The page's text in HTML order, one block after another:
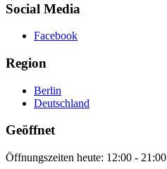
Social Media
Facebook
Region
Berlin
Deutschland
Geöffnet
Öffnungszeiten heute: 12:00 - 21:00